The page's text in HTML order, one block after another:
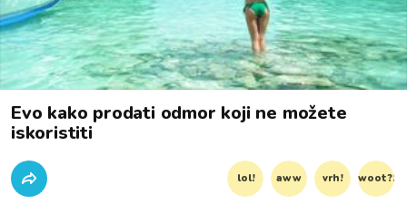
Evo kako prodati odmor koji ne možete
iskoristiti
lol! aww vrh! woot?!